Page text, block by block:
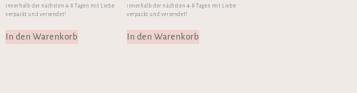
innerhalb der nächsten 4-8 Tagen mit Liebe
verpackt und versendet!
In den Warenkorb
innerhalb der nächsten 4-8 Tagen mit Liebe
verpackt und versendet!
In den Warenkorb